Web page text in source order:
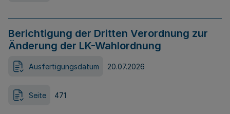
Berichtigung der Dritten Verordnung zur
Änderung der LK-Wahlordnung
Ausfertigungsdatum 20.07.2026
Seite 471